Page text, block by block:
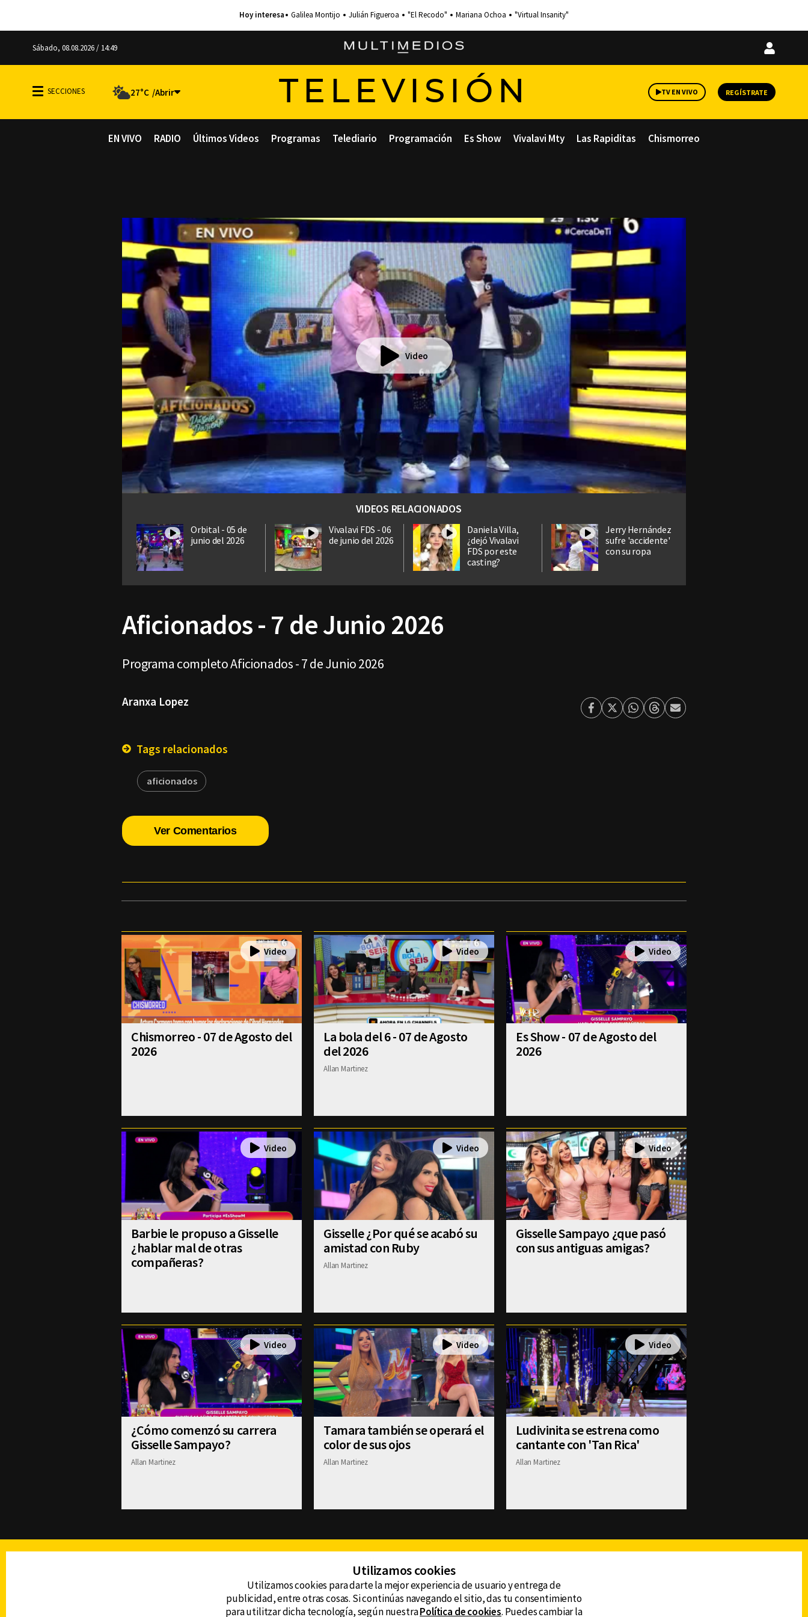
Galilea Montijo Julián Figueroa "El Recodo" Mariana Ochoa "Virtual Insanity"
Sábado, 08.08.2026 / 14:49
Iniciar
27°C TELEVISIÓN TV EN VIVO REGÍSTRATE
EN VIVO RADIO Últimos Videos Programas Telediario Programación Es Show Vivalavi Mty Las Rapiditas Chismorreo
Video
VIDEOS RELACIONADOS
Orbital - 05 de
junio del 2026
Vivalavi FDS - 06
de junio del 2026
Daniela Villa,
¿dejó Vivalavi
FDS por este
casting?
Jerry Hernández
sufre 'accidente'
con su ropa
Aficionados - 7 de Junio 2026
Programa completo Aficionados - 7 de Junio 2026
Aranxa Lopez
Facebook
TwitterWhatsapp
ThreadsEnviar
Tags relacionados
aficionados
Ver Comentarios
Chismorreo - 07 de Agosto del
2026
La bola del 6 - 07 de Agosto
del 2026
Allan Martinez
Es Show - 07 de Agosto del
2026
Barbie le propuso a Gisselle
¿hablar mal de otras
compañeras?
Gisselle ¿Por qué se acabó su
amistad con Ruby
Allan Martinez
Gisselle Sampayo ¿que pasó
con sus antiguas amigas?
¿Cómo comenzó su carrera
Gisselle Sampayo?
Allan Martinez
Tamara también se operará el
color de sus ojos
Allan Martinez
Ludivinita se estrena como
cantante con 'Tan Rica'
Allan Martinez
DERECHOS RESERVADOS © CANAL 6 2026
CONTACTO
AVISO DE PRIVACIDAD
Utilizamos cookies
Utilizamos cookies para darte la mejor experiencia de usuario y entrega de
publicidad, entre otras cosas. Si continúas navegando el sitio, das tu consentimiento
para utilitzar dicha tecnología, según nuestraPolítica de cookies. Puedes cambiar la